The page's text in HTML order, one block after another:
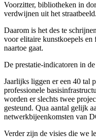
Voorzitter, bibliotheken in
verdwijnen uit het straatbeeld.
Daarom is het des te
voor elitaire kunstkoepels en
naartoe gaat.
De prestatie-indicatoren in
Jaarlijks liggen er een 40 tal
professionele
worden er slechts twee
gesteund. Qua aantal gelijk
netwerkbijeenkomsten van
Verder zijn de visies die we